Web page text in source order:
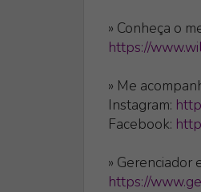
» Conheça o
https://
» Me
Instagram:
Facebook:
» Gerenciador
https://